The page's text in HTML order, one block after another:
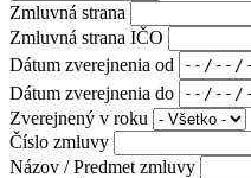
Zmluvná strana
Zmluvná strana IČO
Dátum zverejnenia od
Dátum zverejnenia do
Zverejnený v roku
Číslo zmluvy
Názov / Predmet zmluvy